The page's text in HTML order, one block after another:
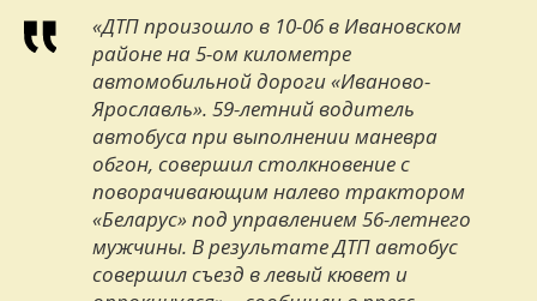
М
Н
Х
Ч
Я
«ДТП произошло в 10-06 в Ивановском
районе на 5-ом километре
автомобильной дороги «Иваново-
Ярославль». 59-летний водитель
автобуса при выполнении маневра
обгон, совершил столкновение с
поворачивающим налево трактором
«Беларус» под управлением 56-летнего
мужчины. В результате ДТП автобус
совершил съезд в левый кювет и